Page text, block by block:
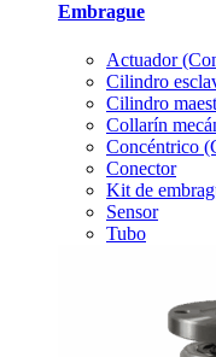
Embrague
Actuador
Cilindro
Cilindro
Collarín
Concéntrico
Conector
Kit de
Sensor
Tubo